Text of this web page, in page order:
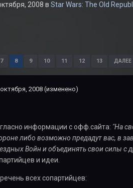
2008 в Star Wars: The Old
7 8 9 10 11 12 13 ДАЛЕЕ
2008 (изменено)
информации с офф.сайта: "На
либо возможно предадут вас, в
Войн и объединять свои силы с
и идеи.
всех сопартийцев: